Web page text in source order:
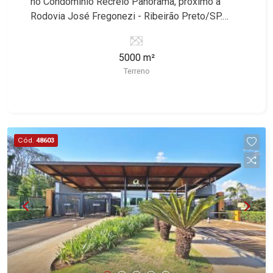
Rodovia José Fregonezi - Ribeirão Preto/SP.
Martinelli Imobiliária selecionou para você: -
5.000m² de área terreno - Plano - Condomínio
fechado - Portaria 24hr Martinelli Imobiliária -
de casas térreas, sobrados e terrenos nos mais
desejados condomínios da Zona Sul, conhecidos
por sua segurança, infraestrutura completa e
qualidade de vida incomparável. Atuamos nos
empreendimentos de maior prestígio da região,
incluindo: Reserva Santa Luisa, Buganville, Jardim
Olhos D`Água, Borda do Parque, Borda da Mata,
Bela Vista, Terras Alpha, Alphaville I, II e III,
Jardim Nova Aliança Sul, Alto do Vale, Colina do
Golfe, Terras de Florença, Terras de Siena, Quinta
5000 m²
Terreno
Cód. 48603